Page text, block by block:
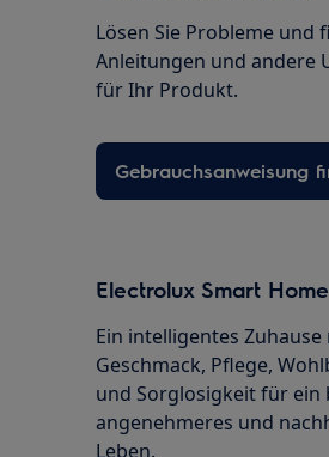
Lösen Sie Probleme und
Anleitungen und andere
für Ihr Produkt.
Gebrauchsanweisung
Electrolux Smart Home
Ein intelligentes Zuhause
Geschmack, Pflege,
und Sorglosigkeit für ein
angenehmeres und
Leben.